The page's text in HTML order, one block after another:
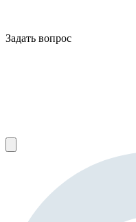
Задать вопрос